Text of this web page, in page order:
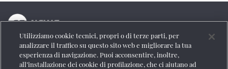
La testata online del Gruppo FS Italiane
Social
Utilizziamo cookie tecnici, propri o di terze parti, per
analizzare il traffico su questo sito web e migliorare la tua
esperienza di navigazione. Puoi acconsentire, inoltre,
all’installazione dei cookie di profilazione, che ci aiutano ad